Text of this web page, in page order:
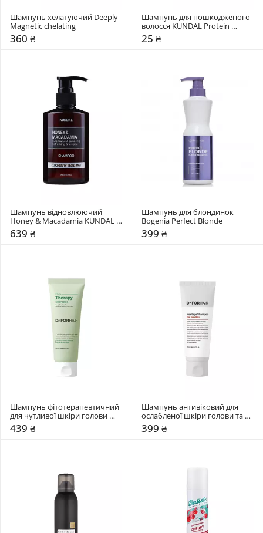
Шампунь хелатуючий Deeply
Magnetic chelating
360 ₴
Шампунь для пошкодженого
волосся KUNDAL Protein
Bonding "Violet Muguet"
25 ₴
Шампунь відновлюючий
Honey & Macadamia KUNDAL
"Cherry Blossom"
639 ₴
Шампунь для блондинок
Bogenia Perfect Blonde
399 ₴
Шампунь фітотерапевтичний
для чутливої шкіри голови
Dr.FORHAIR Phyto Therapy
439 ₴
Шампунь антивіковий для
ослабленої шкіри голови та
тонкого волосся Dr.FORHAIR
Heritage Earl Grey Bli
399 ₴